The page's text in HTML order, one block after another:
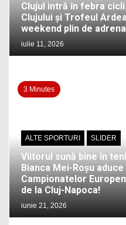
Clujul intră în febra
Clujului și Trofeul
weekend plin de
iulie 11, 2026
3 Minutes
ALTE SPORTURI SLIDER
Viitorul sună bine în
Bianca Mei-Roșu
Campionatelor
de la Cluj-Napoca!
iunie 21, 2026